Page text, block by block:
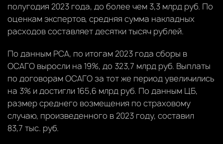
полугодия 2023 года, до более чем 3,3 млрд руб. По
оценкам экспертов, средняя сумма накладных
расходов составляет десятки тысяч рублей.
По данным РСА, по итогам 2023 года сборы в
ОСАГО выросли на 19%, до 323,7 млрд руб. Выплаты
по договорам ОСАГО за тот же период увеличились
на 3% и достигли 165,6 млрд руб. По данным ЦБ,
размер среднего возмещения по страховому
случаю, произведенного в 2023 году, составил
83,7 тыс. руб.